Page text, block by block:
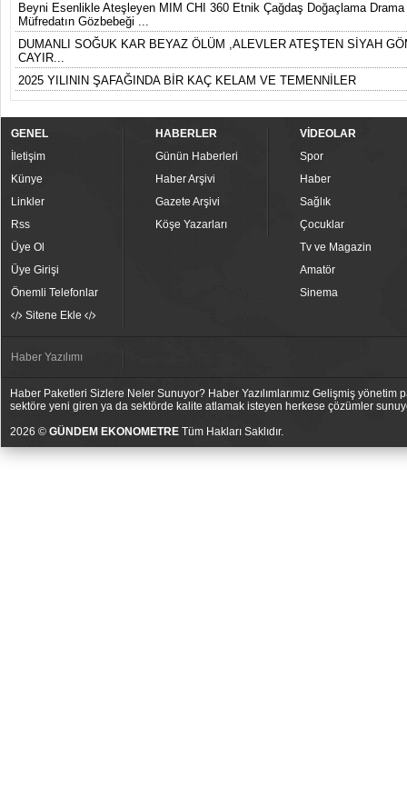
Beyni Esenlikle Ateşleyen MIM CHI 360 Etnik Çağdaş Doğaçlama
Müfredatın Gözbebeği ...
DUMANLI SOĞUK KAR BEYAZ ÖLÜM ,ALEVLER ATEŞTEN SİYAH
CAYIR...
2025 YILININ ŞAFAĞINDA BİR KAÇ KELAM VE TEMENNİLER
GENEL
İletişim
Künye
Linkler
Rss
Üye Ol
Üye Girişi
Önemli Telefonlar
Sitene Ekle
HABERLER
Günün Haberleri
Haber Arşivi
Gazete Arşivi
Köşe Yazarları
VİDEOLAR
Spor
Haber
Sağlık
Çocuklar
Tv ve Magazin
Amatör
Sinema
Haber Yazılımı
Haber Paketleri Sizlere Neler Sunuyor? Haber Yazılımlarımız Gelişmiş
sektöre yeni giren ya da sektörde kalite atlamak isteyen herkese çözümler
2026 © GÜNDEM EKONOMETRE Tüm Hakları Saklıdır.